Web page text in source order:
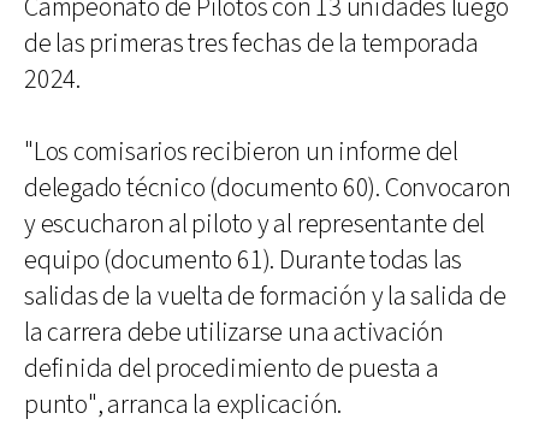
Campeonato de Pilotos con 13 unidades luego
de las primeras tres fechas de la temporada
2024.
"Los comisarios recibieron un informe del
delegado técnico (documento 60). Convocaron
y escucharon al piloto y al representante del
equipo (documento 61). Durante todas las
salidas de la vuelta de formación y la salida de
la carrera debe utilizarse una activación
definida del procedimiento de puesta a
punto", arranca la explicación.